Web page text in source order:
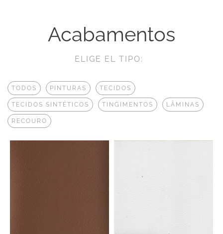
Acabamentos
ELIGE EL TIPO:
TODOS PINTURAS TECIDOS
TECIDOS SINTÉTICOS TINGIMENTOS LÂMINAS
RECOURO